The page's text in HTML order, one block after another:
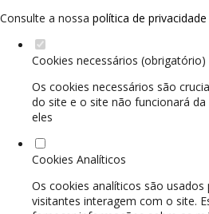
Consulte a nossa política de
Cookies necessários (obrigatório)
Os cookies necessários são
do site e o site não funcionará
eles
Cookies Analíticos
Os cookies analíticos são
visitantes interagem com o site.